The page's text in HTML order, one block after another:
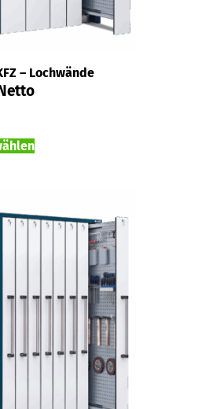
– Lochwände